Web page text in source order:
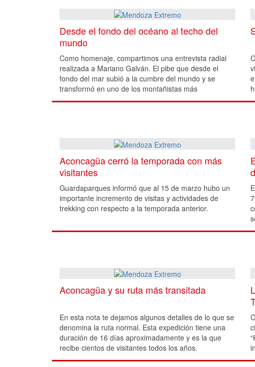
Desde el fondo del océano al techo del
mundo
Como homenaje, compartimos una entrevista radial
realizada a Mariano Galván. El pibe que desde el
fondo del mar subió a la cumbre del mundo y se
transformó en uno de los montañistas más
excepcionales que haya dado la Argentina.
Aconcagüa cerró la temporada con más
visitantes
Guardaparques informó que al 15 de marzo hubo un
importante incremento de visitas y actividades de
trekking con respecto a la temporada anterior.
Aconcagüa y su ruta más transitada
En esta nota te dejamos algunos detalles de lo que se
denomina la ruta normal. Esta expedición tiene una
duración de 16 días aproximadamente y es la que
recibe cientos de visitantes todos los años.